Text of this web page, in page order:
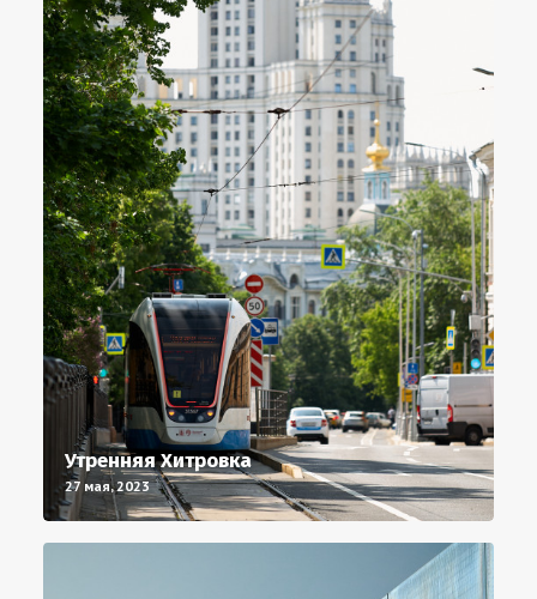
Утренняя Хитровка
27 мая, 2023